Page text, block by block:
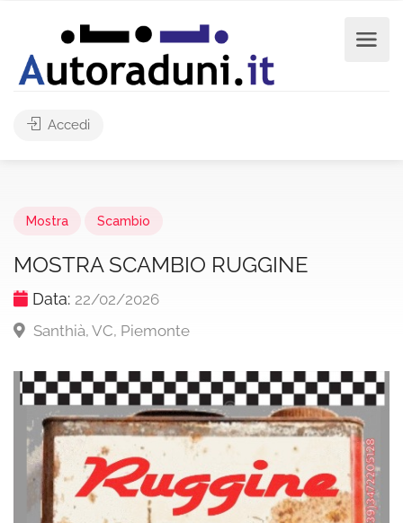
Accedi
Mostra Scambio
MOSTRA SCAMBIO RUGGINE
Data: 22/02/2026
Santhià, VC, Piemonte